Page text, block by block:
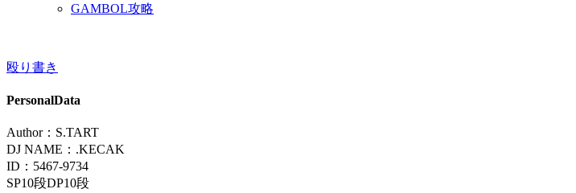
GAMBOL攻略
殴り書き
PersonalData
Author：S.TART
DJ NAME：.KECAK
ID：5467-9734
SP10段DP10段